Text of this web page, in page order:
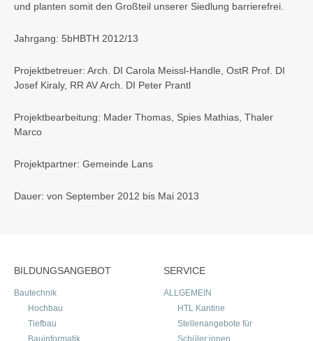
und planten somit den Großteil unserer Siedlung barrierefrei.
Jahrgang: 5bHBTH 2012/13
Projektbetreuer: Arch. DI Carola Meissl-Handle, OstR Prof. DI
Josef Kiraly, RR AV Arch. DI Peter Prantl
Projektbearbeitung: Mader Thomas, Spies Mathias, Thaler
Marco
Projektpartner: Gemeinde Lans
Dauer: von September 2012 bis Mai 2013
BILDUNGSANGEBOT
Bautechnik
Hochbau
Tiefbau
Bauinformatik
SERVICE
ALLGEMEIN
HTL Kantine
Stellenangebote für
Schüler:innen